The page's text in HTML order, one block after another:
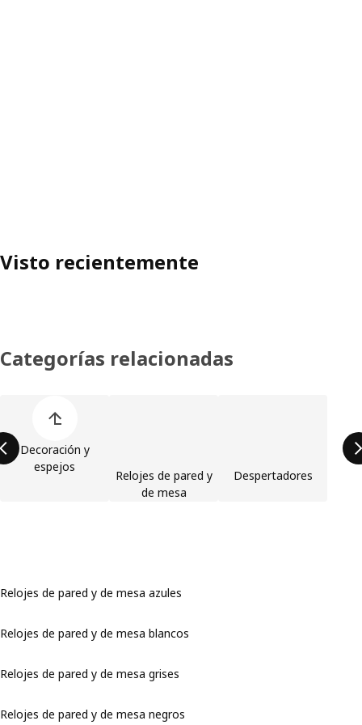
Visto recientemente
Categorías relacionadas
Decoración y
espejos
Relojes de pared y
de mesa
Despertadores
Relojes de pared y de mesa azules
Relojes de pared y de mesa blancos
Relojes de pared y de mesa grises
Relojes de pared y de mesa negros